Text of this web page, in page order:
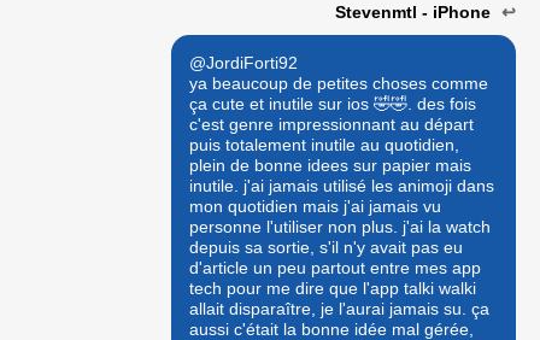
Stevenmtl - iPhone ↩
@JordiForti92
ya beaucoup de petites choses comme
ça cute et inutile sur ios 🤣🤣. des fois
c'est genre impressionnant au départ
puis totalement inutile au quotidien,
plein de bonne idees sur papier mais
inutile. j'ai jamais utilisé les animoji dans
mon quotidien mais j'ai jamais vu
personne l'utiliser non plus. j'ai la watch
depuis sa sortie, s'il n'y avait pas eu
d'article un peu partout entre mes app
tech pour me dire que l'app talki walki
allait disparaître, je l'aurai jamais su. ça
aussi c'était la bonne idée mal gérée,